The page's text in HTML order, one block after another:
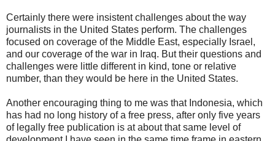
Certainly there were insistent challenges about the way
journalists in the United States perform. The challenges
focused on coverage of the Middle East, especially Israel,
and our coverage of the war in Iraq. But their questions and
challenges were little different in kind, tone or relative
number, than they would be here in the United States.
Another encouraging thing to me was that Indonesia, which
has had no long history of a free press, after only five years
of legally free publication is at about that same level of